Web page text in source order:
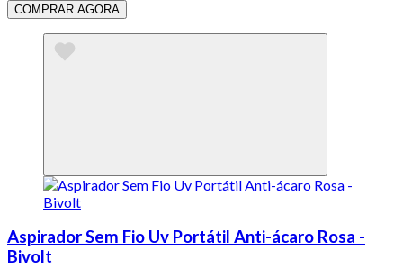
COMPRAR AGORA
Aspirador Sem Fio Uv Portátil Anti-ácaro Rosa -
Bivolt